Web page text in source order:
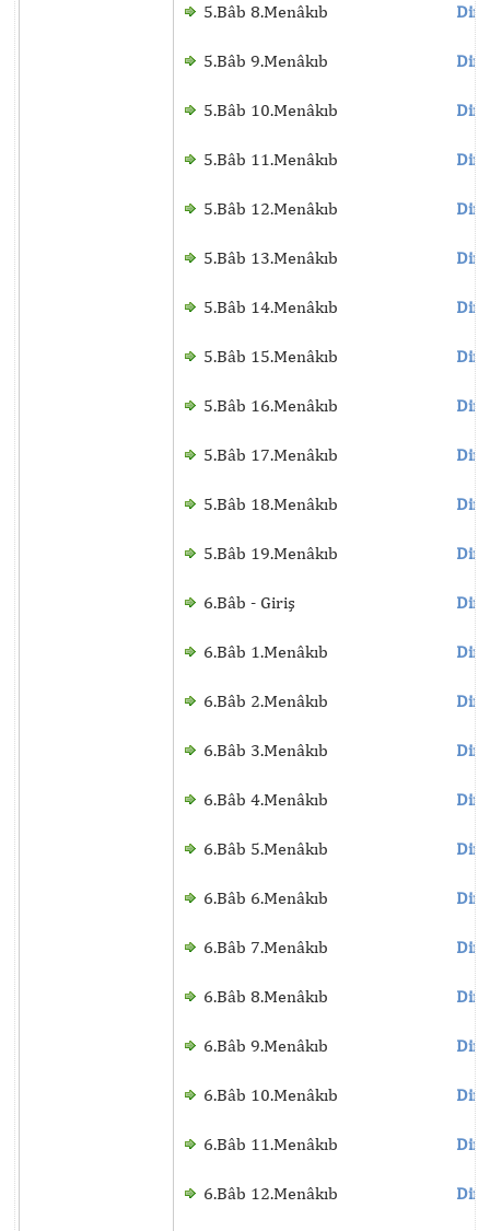
5.Bâb 8.Menâkıb
5.Bâb 9.Menâkıb
5.Bâb 10.Menâkıb
5.Bâb 11.Menâkıb
5.Bâb 12.Menâkıb
5.Bâb 13.Menâkıb
5.Bâb 14.Menâkıb
5.Bâb 15.Menâkıb
5.Bâb 16.Menâkıb
5.Bâb 17.Menâkıb
5.Bâb 18.Menâkıb
5.Bâb 19.Menâkıb
6.Bâb - Giriş
6.Bâb 1.Menâkıb
6.Bâb 2.Menâkıb
6.Bâb 3.Menâkıb
6.Bâb 4.Menâkıb
6.Bâb 5.Menâkıb
6.Bâb 6.Menâkıb
6.Bâb 7.Menâkıb
6.Bâb 8.Menâkıb
6.Bâb 9.Menâkıb
6.Bâb 10.Menâkıb
6.Bâb 11.Menâkıb
6.Bâb 12.Menâkıb